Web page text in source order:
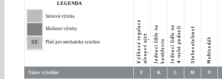
LEGENDA
SY
Sériová výroba
Možnost výroby
Platí pro mechaniku synchro
Název výrobku F K L M N